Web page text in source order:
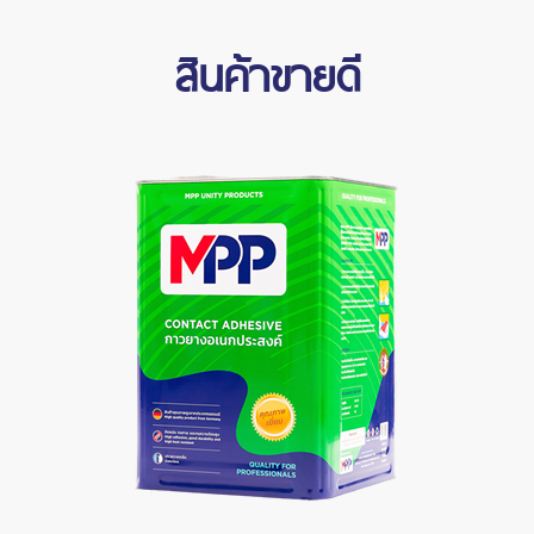
สินค้าขายดี